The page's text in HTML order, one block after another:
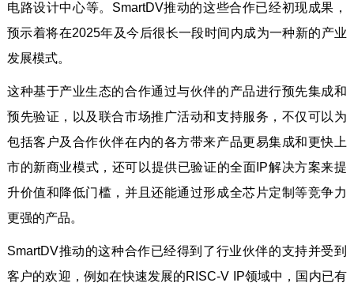
电路设计中心等。SmartDV推动的这些合作已经初现成果，
预示着将在2025年及今后很长一段时间内成为一种新的产业
发展模式。
这种基于产业生态的合作通过与伙伴的产品进行预先集成和
预先验证，以及联合市场推广活动和支持服务，不仅可以为
包括客户及合作伙伴在内的各方带来产品更易集成和更快上
市的新商业模式，还可以提供已验证的全面IP解决方案来提
升价值和降低门槛，并且还能通过形成全芯片定制等竞争力
更强的产品。
SmartDV推动的这种合作已经得到了行业伙伴的支持并受到
客户的欢迎，例如在快速发展的RISC-V IP领域中，国内已有